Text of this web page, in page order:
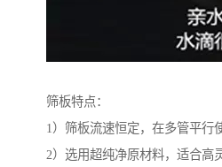
筛板特点：
1）筛板流速恒定，在多管平行
2）选用超纯净原材料，适合高